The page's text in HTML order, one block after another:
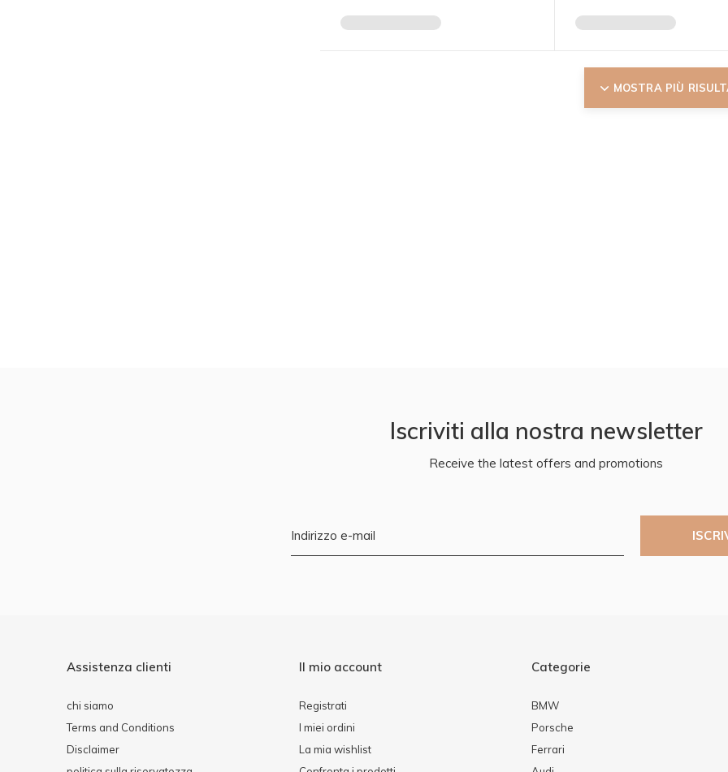
MOSTRA PIÙ
Iscriviti alla nostra newsletter
Receive the latest offers and promotions
Assistenza clienti
chi siamo
Terms and Conditions
Disclaimer
Il mio account
Registrati
I miei ordini
La mia wishlist
Categorie
BMW
Porsche
Ferrari